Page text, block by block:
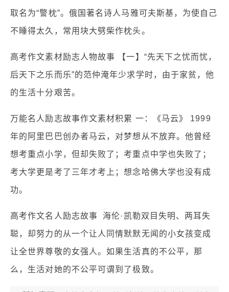
取名为“警枕”。俄国著名诗人马雅可夫斯基，为使自己
不睡得太久，常用块大劈柴作枕头。
高考作文素材励志人物故事 【一】“先天下之忧而忧，
后天下之乐而乐”的范仲淹年少求学时，由于家贫，他
的生活十分艰苦。
万能名人励志故事作文素材积累 一：《马云》 1999
年的阿里巴巴创办者马云，对梦想从不放弃。他曾经
想考重点小学，但却失败了；考重点中学也失败了；
考大学更是考了三年才考上；想念哈佛大学也没有成
功。
高考作文名人励志故事 海伦·凯勒双目失明、两耳失
聪，却努力的从一个让人同情默默无闻的小女孩变成
让全世界尊敬的女强人。如果生活真的不公平，那
么，生活对她的不公平可谓到了极致。